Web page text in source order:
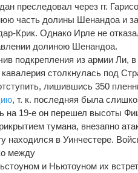
преследовал через гг.
часть долины Шенандоа и
Крик. Однако Ирле не
долиною Шенандоа.
подкрепления из армии Ли,
кавалерия столкнулась под
лишившись 350
, т. к. последняя была
на 19-е он перешел высоты
тумана, внезапно
находился в Уинчестере.
между
и Ньютоуном их